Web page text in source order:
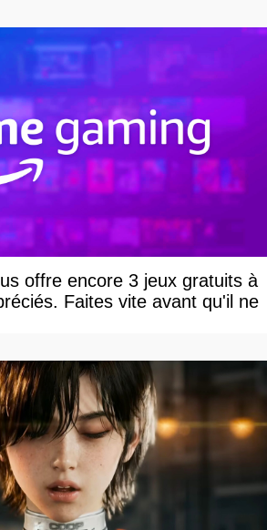
offre encore 3 jeux gratuits à
Faites vite avant qu'il ne